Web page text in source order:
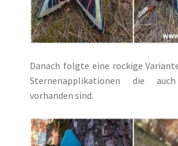
Danach folgte eine rockige
Sternenapplikationen die
vorhanden sind.